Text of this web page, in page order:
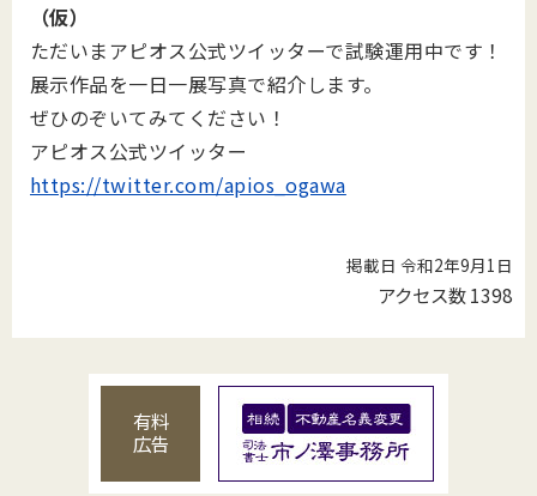
（仮）
ただいまアピオス公式ツイッターで試験運用中です！
展示作品を一日一展写真で紹介します。
ぜひのぞいてみてください！
アピオス公式ツイッター
https://twitter.com/apios_ogawa
掲載日 令和2年9月1日
アクセス数1398
有料
広告